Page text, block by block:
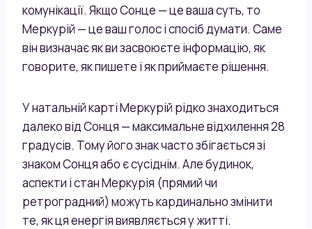
комунікації. Якщо Сонце — це ваша суть, то
Меркурій — це ваш голос і спосіб думати. Саме
він визначає як ви засвоюєте інформацію, як
говорите, як пишете і як приймаєте рішення.
У натальній карті Меркурій рідко знаходиться
далеко від Сонця — максимальне відхилення 28
градусів. Тому його знак часто збігається зі
знаком Сонця або є сусіднім. Але будинок,
аспекти і стан Меркурія (прямий чи
ретроградний) можуть кардинально змінити
те, як ця енергія виявляється у житті.